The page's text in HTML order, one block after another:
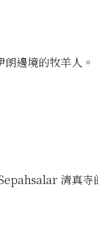
朗邊境的牧羊人。
清真寺